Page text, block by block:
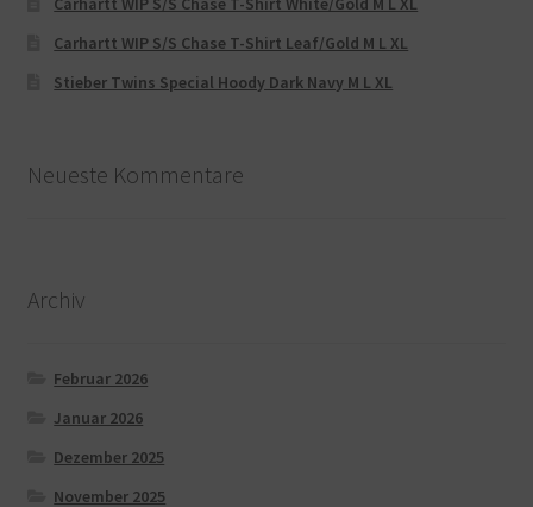
Carhartt WIP S/S Chase T-Shirt Leaf/Gold M L XL
Stieber Twins Special Hoody Dark Navy M L XL
Neueste Kommentare
Archiv
Februar 2026
Januar 2026
Dezember 2025
November 2025